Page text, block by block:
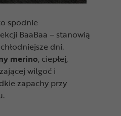
spodnie
BaaBaa – stanowią
dni.
merino, ciepłej,
wilgoć i
zapachy przy